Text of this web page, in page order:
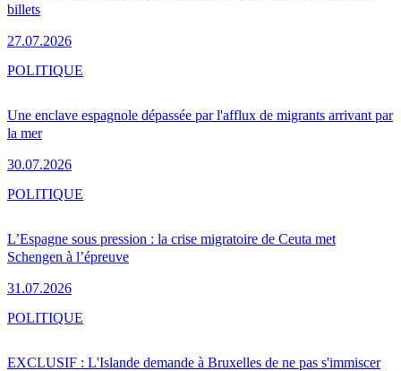
billets
27.07.2026
Une enclave espagnole dépassée par l'afflux de migrants arrivant par
la mer
30.07.2026
POLITIQUE
L’Espagne sous pression : la crise migratoire de Ceuta met
Schengen à l’épreuve
31.07.2026
POLITIQUE
EXCLUSIF : L'Islande demande à Bruxelles de ne pas s'immiscer
POLITIQUE